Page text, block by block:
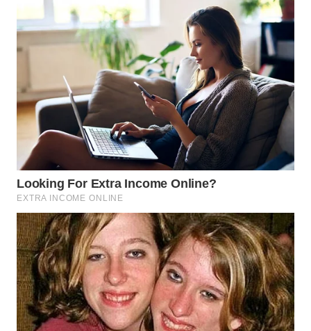
WN
WN
NIAS
WN
LANGKAT
WN
SELATAN
WN
TANJUNG
LESUNG
WN